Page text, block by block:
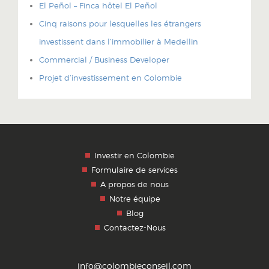
El Peñol – Finca hôtel El Peñol
Cinq raisons pour lesquelles les étrangers
investissent dans l’immobilier à Medellin
Commercial / Business Developer
Projet d’investissement en Colombie
Investir en Colombie
Formulaire de services
A propos de nous
Notre équipe
Blog
Contactez-Nous
info@colombieconseil.com